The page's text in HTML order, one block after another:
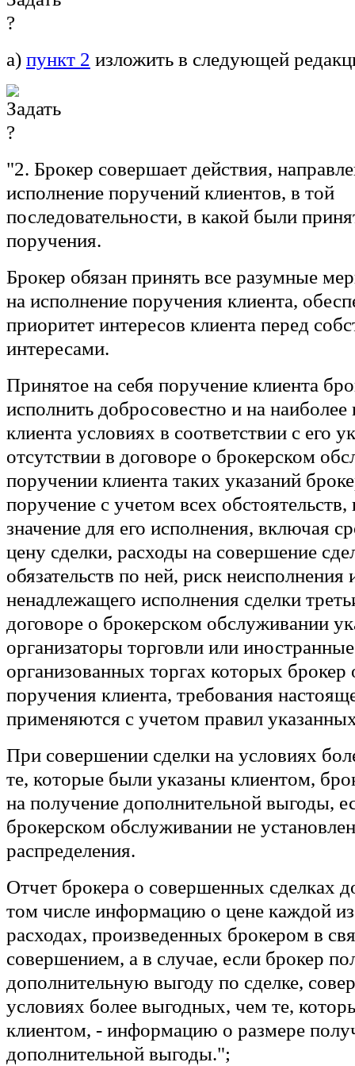
а) пункт 2 изложить в следующей
"2. Брокер совершает действия,
исполнение поручений клиентов, в той
последовательности, в какой были
поручения.
Брокер обязан принять все разумные
на исполнение поручения клиента,
приоритет интересов клиента перед
интересами.
Принятое на себя поручение клиента
исполнить добросовестно и на
клиента условиях в соответствии с его
отсутствии в договоре о брокерском
поручении клиента таких указаний
поручение с учетом всех
значение для его исполнения, включая
цену сделки, расходы на совершение
обязательств по ней, риск неисполнения
ненадлежащего исполнения сделки
договоре о брокерском обслуживании
организаторы торговли или
организованных торгах которых брокер
поручения клиента, требования
применяются с учетом правил
При совершении сделки на условиях
те, которые были указаны клиентом,
на получение дополнительной выгоды,
брокерском обслуживании не
распределения.
Отчет брокера о совершенных сделках
том числе информацию о цене каждой из
расходах, произведенных брокером в
совершением, а в случае, если брокер
дополнительную выгоду по сделке,
условиях более выгодных, чем те,
клиентом, - информацию о размере
дополнительной выгоды.";